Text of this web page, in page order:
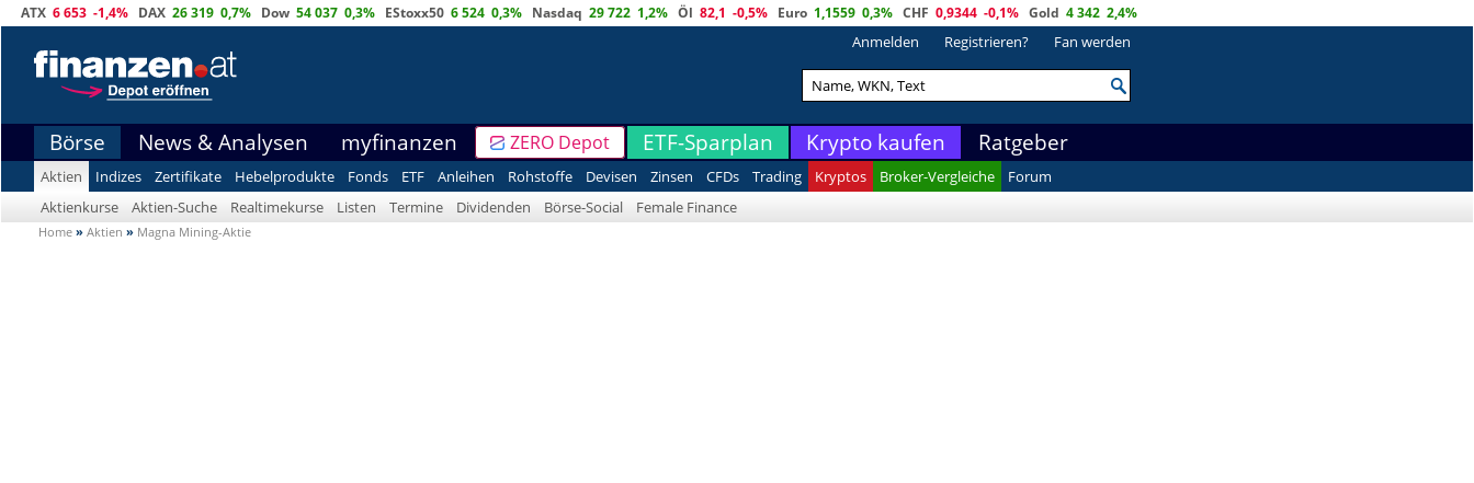
ATX 6 653 -1,4% DAX 26 319 0,7% Dow 54 037 0,3% EStoxx50 6 524 0,3% Nasdaq 29 722 1,2% Öl 82,1 -0,5% Euro 1,1559 0,3% CHF 0,9344 -0,1% Gold 4 342 2,4%
Anmelden Registrieren? Fan werden
Börse News & Analysen myfinanzen ZERO Depot ETF-Sparplan Krypto kaufen Ratgeber
Aktien Indizes Zertifikate Hebelprodukte Fonds ETF Anleihen Rohstoffe Devisen Zinsen CFDs Trading Kryptos Broker-Vergleiche
Forum
Aktienkurse
Aktien-Suche Realtimekurse Listen Termine Dividenden Börse-Social Female Finance
Home » Aktien » Magna Mining-Aktie